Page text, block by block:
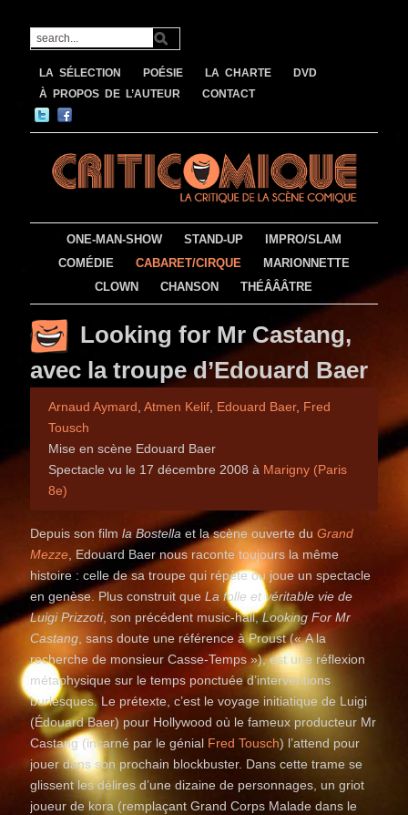
LA SÉLECTION POÉSIE LA CHARTE
DVD
À PROPOS DE L’AUTEUR
CONTACT
ONE-MAN-SHOW STAND-UP
IMPRO/SLAM
COMÉDIE
CABARET/CIRQUE
MARIONNETTE
CLOWN
CHANSON THÉÂÂÂTRE
Looking for Mr Castang,
avec la troupe d’Edouard Baer
Arnaud Aymard ,Atmen Kelif Edouard Baer, Fred
Tousch
Mise en scène Edouard Baer
Spectacle vu le 17 décembre 2008 à Marigny (Paris
8e)
Depuis son filmla Bostella et la scène ouverte duGrand
Mezze , Edouard Baer nous raconte toujours la même
histoire : celle de sa troupe qui répète ou joue un spectacle
en genèse. Plus construit queLa folle et véritable vie de
Luigi Prizzoti, son précédent music-hall,Looking For Mr
Castang , sans doute une référence à Proust (« A la
recherche de monsieur Casse-Temps »), est une réflexion
métaphysique sur le temps ponctuée d’interventions
burlesques. Le prétexte, c’est le voyage initiatique de Luigi
(Édouard Baer) pour Hollywood où le fameux producteur Mr
Castang (incarné par le génial Fred Tousch) l’attend pour
jouer dans son prochain blockbuster. Dans cette trame se
glissent les délires d’une dizaine de personnages, un griot
joueur de kora (remplaçant Grand Corps Malade dans le